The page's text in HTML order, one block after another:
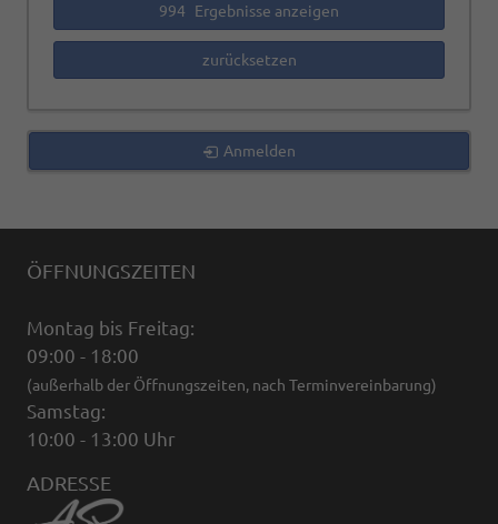
994 Ergebnisse anzeigen
zurücksetzen
Anmelden
ÖFFNUNGSZEITEN
Montag bis Freitag:
09:00 - 18:00
(außerhalb der Öffnungszeiten, nach Terminvereinbarung)
Samstag:
10:00 - 13:00 Uhr
ADRESSE